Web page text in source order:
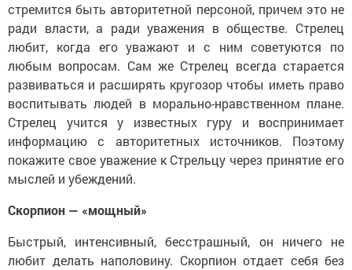
стремится быть авторитетной персоной, причем это не
ради власти, а ради уважения в обществе. Стрелец
любит, когда его уважают и с ним советуются по
любым вопросам. Сам же Стрелец всегда старается
развиваться и расширять кругозор чтобы иметь право
воспитывать людей в морально-нравственном плане.
Стрелец учится у известных гуру и воспринимает
информацию с авторитетных источников. Поэтому
покажите свое уважение к Стрельцу через принятие его
мыслей и убеждений.
Скорпион — «мощный»
Быстрый, интенсивный, бесстрашный, он ничего не
любит делать наполовину. Скорпион отдает себя без